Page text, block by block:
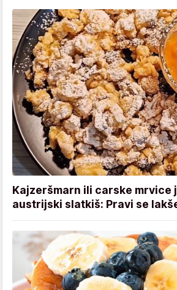
Kajzeršmarn ili carske mrvice
austrijski slatkiš: Pravi se